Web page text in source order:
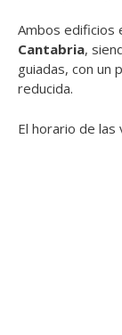
Ambos edificios
Cantabria,
guiadas, con un
reducida.
El horario de las